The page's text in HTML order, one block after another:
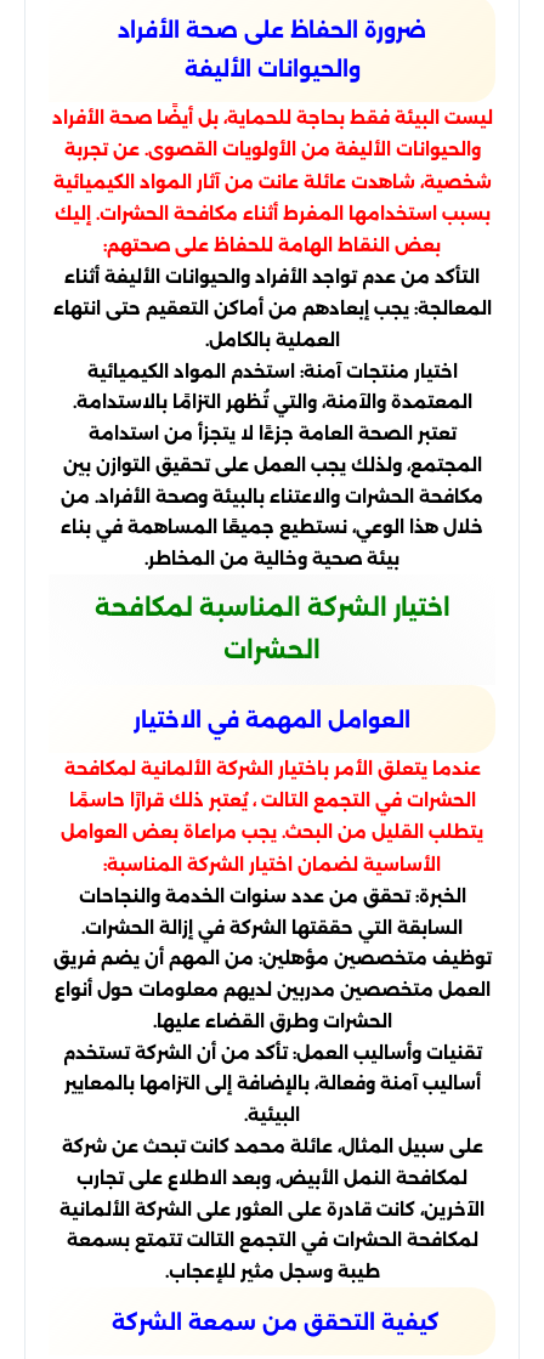
ضرورة الحفاظ على صحة الأفراد
والحيوانات الأليفة
ليست البيئة فقط بحاجة للحماية، بل أيضًا صحة الأفراد
والحيوانات الأليفة من الأولويات القصوى. عن تجربة
شخصية، شاهدت عائلة عانت من آثار المواد الكيميائية
بسبب استخدامها المفرط أثناء مكافحة الحشرات. إليك
بعض النقاط الهامة للحفاظ على صحتهم:
التأكد من عدم تواجد الأفراد والحيوانات الأليفة أثناء
المعالجة: يجب إبعادهم من أماكن التعقيم حتى انتهاء
العملية بالكامل.
اختيار منتجات آمنة: استخدم المواد الكيميائية
المعتمدة والآمنة، والتي تُظهر التزامًا بالاستدامة.
تعتبر الصحة العامة جزءًا لا يتجزأ من استدامة
المجتمع، ولذلك يجب العمل على تحقيق التوازن بين
مكافحة الحشرات والاعتناء بالبيئة وصحة الأفراد. من
خلال هذا الوعي، نستطيع جميعًا المساهمة في بناء
بيئة صحية وخالية من المخاطر.
اختيار الشركة المناسبة لمكافحة
الحشرات
العوامل المهمة في الاختيار
عندما يتعلق الأمر باختيار الشركة الألمانية لمكافحة
الحشرات في التجمع التالت ، يُعتبر ذلك قرارًا حاسمًا
يتطلب القليل من البحث. يجب مراعاة بعض العوامل
الأساسية لضمان اختيار الشركة المناسبة:
الخبرة: تحقق من عدد سنوات الخدمة والنجاحات
السابقة التي حققتها الشركة في إزالة الحشرات.
توظيف متخصصين مؤهلين: من المهم أن يضم فريق
العمل متخصصين مدربين لديهم معلومات حول أنواع
الحشرات وطرق القضاء عليها.
تقنيات وأساليب العمل: تأكد من أن الشركة تستخدم
أساليب آمنة وفعالة، بالإضافة إلى التزامها بالمعايير
البيئية.
على سبيل المثال، عائلة محمد كانت تبحث عن شركة
لمكافحة النمل الأبيض، وبعد الاطلاع على تجارب
الآخرين، كانت قادرة على العثور على الشركة الألمانية
لمكافحة الحشرات في التجمع التالت تتمتع بسمعة
طيبة وسجل مثير للإعجاب.
كيفية التحقق من سمعة الشركة